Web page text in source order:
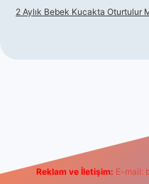
2 Aylık Bebek Kucakta Oturtulur
Reklam ve İletişim: E-mail: